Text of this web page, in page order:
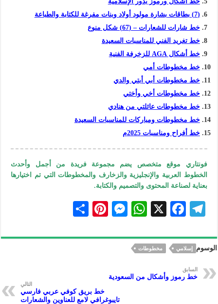
(7) بطاقات بشارة مولود أولاد وبنات مفرغة للكتابة والطباعة
خط شارات للشعارات – (67) شكل منوع
خط تغريد الفني للمناسبات السعيدة
خط أشكال AGA للزخرفة الفنية
خط مخطوطات أمي
خط مخطوطات أبي أبتي والدي
خط مخطوطات أخي وأختي
خط مخطوطات عائلتي من هنادي
خط مخطوطات ومباركات للمناسبات السعيدة
خط أفراح ومناسبات 2025م
فونتاري موقع متخصص يضم مجموعة فريدة من أجمل وأحدث
الخطوط العربية والإنجليزية والزخارف والمخطوطات التي تم اختيارها
بعناية لصناعة المحتوى والتصميم و الكتابة.
Te
gr
a
m
F
eb
oo
k
X
W
at
A
M
se
ge
Pi
er
ar
الوسوم إسلامي مخطوطات
السابق
خط رموز وأشكال من السعودية
التالي
خط بريق كوفي عربي فارسي
تايبوغرافي لامع للعناوين والشعارات